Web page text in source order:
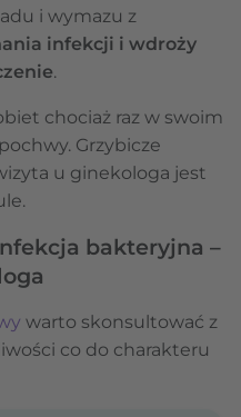
i wymazu z
infekcji i wdroży
.
chociaż raz w swoim
Grzybicze
u ginekologa jest
bakteryjna –
warto skonsultować z
co do charakteru